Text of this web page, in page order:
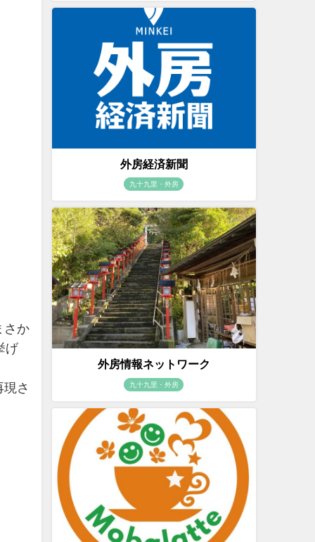
さか
げ
さ
外房経済新聞
九十九里・外房
外房情報ネットワーク
九十九里・外房